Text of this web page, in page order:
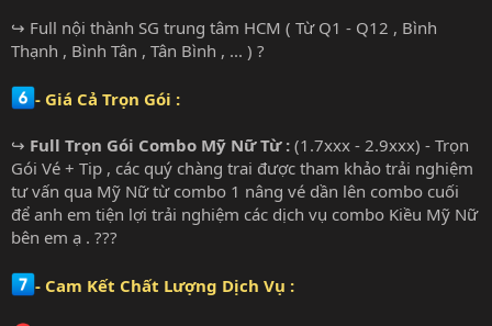
↪ Full nội thành SG trung tâm HCM ( Từ Q1 - Q12 , Bình
Thạnh , Bình Tân , Tân Bình , ... ) ?
- Giá Cả Trọn Gói :
↪ Full Trọn Gói Combo Mỹ Nữ Từ : (1.7xxx - 2.9xxx) - Trọn
Gói Vé + Tip , các quý chàng trai được tham khảo trải nghiệm
tư vấn qua Mỹ Nữ từ combo 1 nâng vé dần lên combo cuối
để anh em tiện lợi trải nghiệm các dịch vụ combo Kiều Mỹ Nữ
bên em ạ . ???
- Cam Kết Chất Lượng Dịch Vụ :